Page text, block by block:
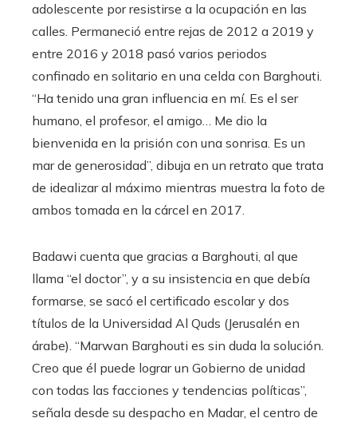
adolescente por resistirse a la ocupación en las
calles. Permaneció entre rejas de 2012 a 2019 y
entre 2016 y 2018 pasó varios periodos
confinado en solitario en una celda con Barghouti.
“Ha tenido una gran influencia en mí. Es el ser
humano, el profesor, el amigo… Me dio la
bienvenida en la prisión con una sonrisa. Es un
mar de generosidad”, dibuja en un retrato que trata
de idealizar al máximo mientras muestra la foto de
ambos tomada en la cárcel en 2017.
Badawi cuenta que gracias a Barghouti, al que
llama “el doctor”, y a su insistencia en que debía
formarse, se sacó el certificado escolar y dos
títulos de la Universidad Al Quds (Jerusalén en
árabe). “Marwan Barghouti es sin duda la solución.
Creo que él puede lograr un Gobierno de unidad
con todas las facciones y tendencias políticas”,
señala desde su despacho en Madar, el centro de